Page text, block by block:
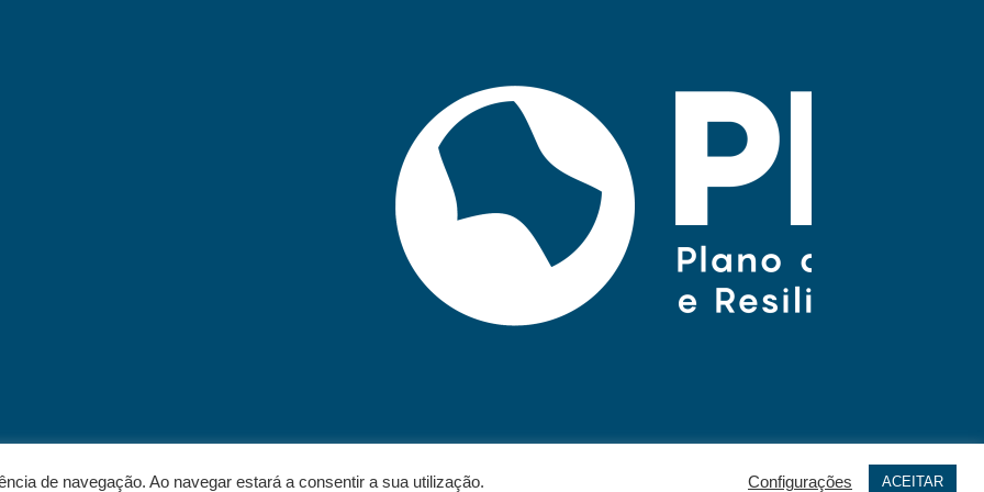
de navegação. Ao navegar estará a consentir a sua utilização. Configurações ACEITAR